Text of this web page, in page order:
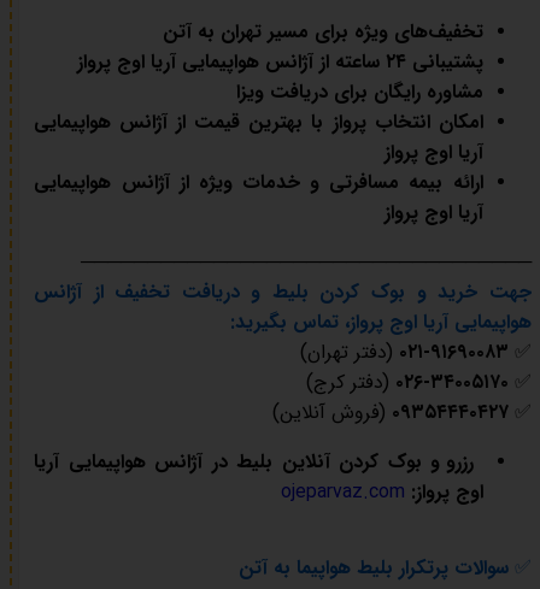
تخفیف‌های ویژه برای مسیر تهران به آتن
پشتیبانی ۲۴ ساعته از آژانس هواپیمایی آریا اوج پرواز
مشاوره رایگان برای دریافت ویزا
امکان انتخاب پرواز با بهترین قیمت از آژانس هواپیمایی
آریا اوج پرواز
ارائه بیمه مسافرتی و خدمات ویژه از آژانس هواپیمایی
آریا اوج پرواز
──────────────────────────────────
جهت خرید و بوک کردن بلیط و دریافت تخفیف از آژانس
هواپیمایی آریا اوج پرواز، تماس بگیرید:
✅ ۰۲۱-۹۱۶۹۰۰۸۳ (دفتر تهران)
✅ ۰۲۶-۳۴۰۰۵۱۷۰ (دفتر کرج)
✅۰۹۳۵۴۴۴۰۴۲۷ (فروش آنلاین)
رزرو و بوک کردن آنلاین بلیط در آژانس هواپیمایی آریا
اوج پرواز: ojeparvaz.com
✅سوالات پرتکرار بلیط هواپیما به آتن